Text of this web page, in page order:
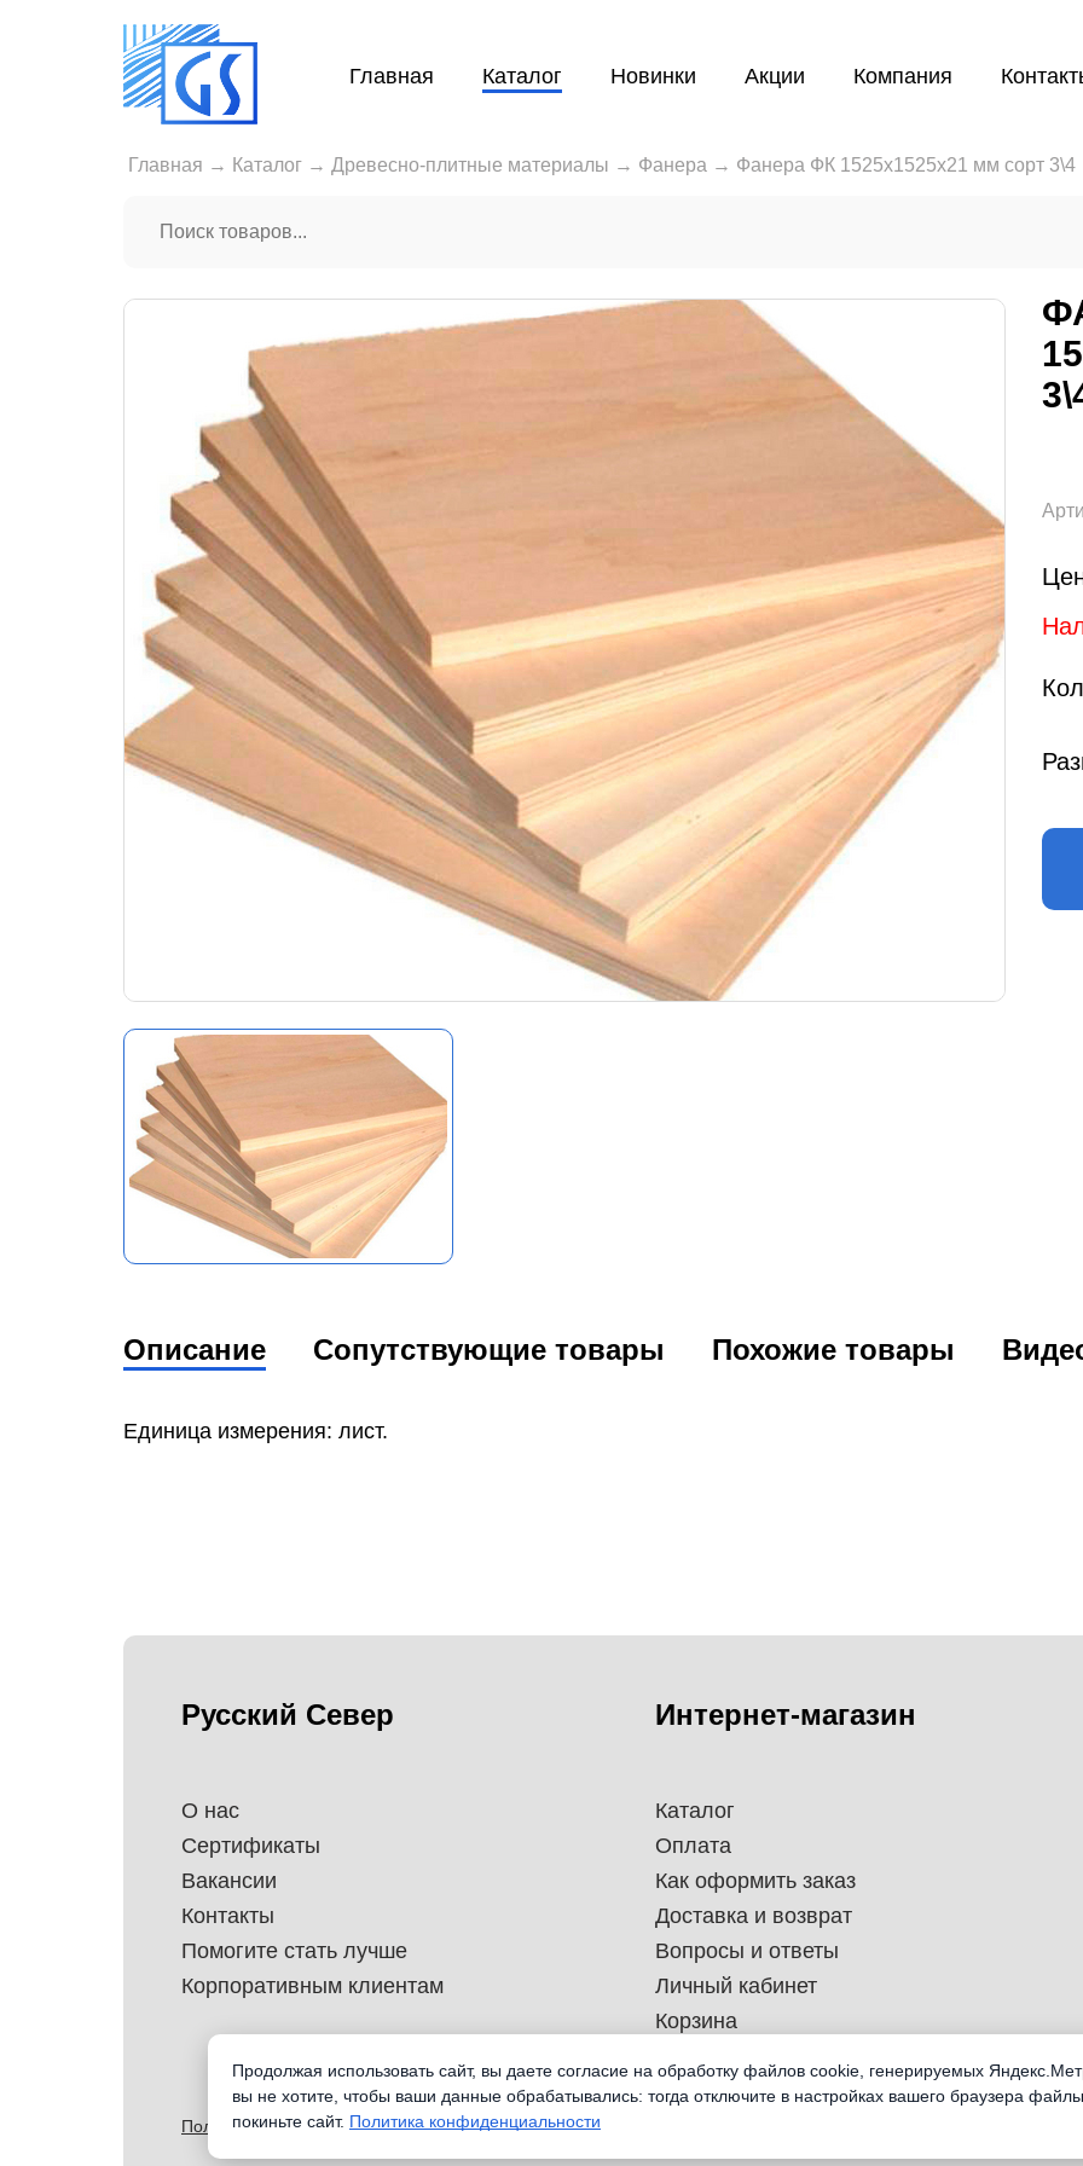
Главная Каталог Новинки Акции Компания
Главная → Каталог → Древесно-плитные материалы → Фанера → Фанера ФК 1525x1525х21 мм сорт 3\4
Описание Сопутствующие товары Похожие товары
Единица измерения: лист.
Русский Север
О нас
Сертификаты
Вакансии
Контакты
Помогите стать лучше
Корпоративным клиентам
Интернет-магазин
Каталог
Оплата
Как оформить заказ
Доставка и возврат
Вопросы и ответы
Личный кабинет
Корзина
Политика обработки перснональных данных
Продолжая использовать сайт, вы даете согласие на обработку файлов cookie, генерируемых
вы не хотите, чтобы ваши данные обрабатывались: тогда отключите в настройках вашего браузера
покиньте сайт. Политика конфиденциальности